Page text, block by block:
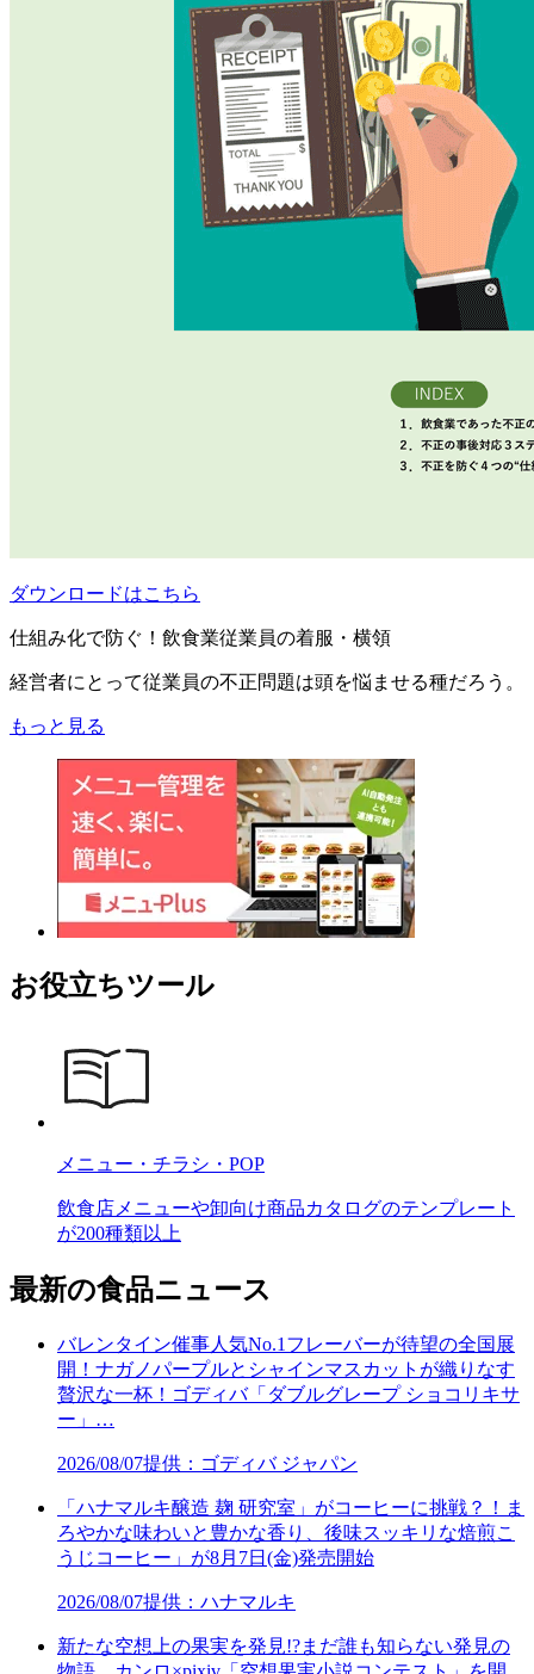
ダウンロードはこちら
仕組み化で防ぐ！飲食業従業員の着服・横領
経営者にとって従業員の不正問題は頭を悩ませる種だろう。
もっと見る
お役立ちツール
メニュー・チラシ・POP
飲食店メニューや卸向け商品カタログのテンプレート
が200種類以上
最新の食品ニュース
バレンタイン催事人気No.1フレーバーが待望の全国展
開！ナガノパープルとシャインマスカットが織りなす
贅沢な一杯！ゴディバ「ダブルグレープ ショコリキサ
ー」…
2026/08/07提供：ゴディバ ジャパン
「ハナマルキ醸造 麹 研究室」がコーヒーに挑戦？！ま
ろやかな味わいと豊かな香り、後味スッキリな焙煎こ
うじコーヒー」が8月7日(金)発売開始
2026/08/07提供：ハナマルキ
新たな空想上の果実を発見!?まだ誰も知らない発見の